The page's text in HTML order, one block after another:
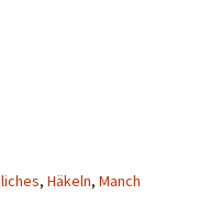
, Häkeln, Manch